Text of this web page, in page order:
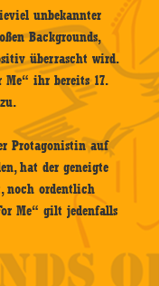
unbekannter
Backgrounds,
überrascht wird.
Me“ ihr bereits 17.
Protagonistin auf
hat der geneigte
noch ordentlich
Me“ gilt jedenfalls